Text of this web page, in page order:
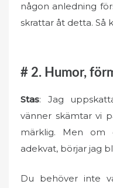
någon anledning
skrattar åt detta. Så
# 2. Humor,
Stas: Jag
vänner skämtar vi
märklig. Men om
adekvat, börjar jag
Du behöver inte